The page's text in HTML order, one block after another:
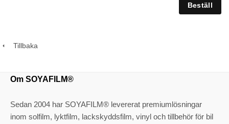
Tillbaka
Om SOYAFILM®
Sedan 2004 har SOYAFILM® levererat premiumlösningar
inom solfilm, lyktfilm, lackskyddsfilm, vinyl och tillbehör för bil